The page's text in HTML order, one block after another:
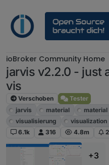
ioBroker Community Home
jarvis v2.2.0 - just
vis
Verschoben
Tester
jarvis
material material
visualisierung
visualization
6.1k
316 4.8m
+3